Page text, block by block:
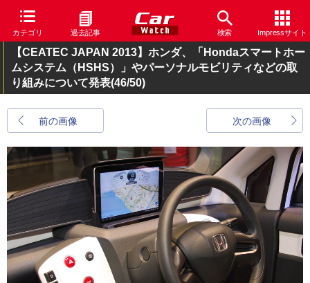
カテゴリ 過去記事 検索 Impressサイト
【CEATEC JAPAN 2013】ホンダ、「Hondaスマートホー
ムシステム（HSHS）」やパーソナルモビリティなどの取
り組みについて発表(46/50)
前の画像 次の画像